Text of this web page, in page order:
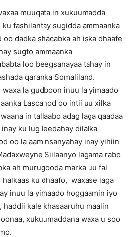
muuqata in xukuumadda
fashilantay sugidda ammaanka
oo dadka shacabka ah iska dhaafe
sugto ammaanka
loo beegsanayaa tahay in
qaranka Somaliland.
la gudboon inuu la yimaado
Lascanod oo intii uu xilka
in tallaabo adag laga qaadaa
ku lug leedahay dilalka
oo la aaminsanyahay inay yihiin
Siilaanyo lagama rabo
ah murugooda marka uu fal
ku dhaafo, waxase laga
inuu la yimaado hoggaamin iyo
haddii kale khasaaruhu maalin
xukuumaddana waxa u soo